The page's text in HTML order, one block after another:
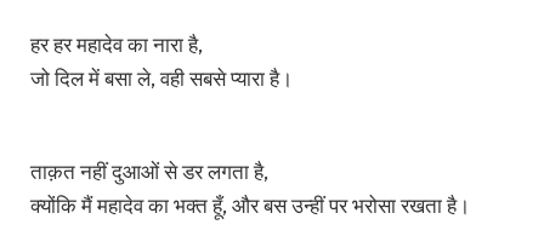
हर हर महादेव का नारा है,
जो दिल में बसा ले, वही सबसे प्यारा है।
ताक़त नहीं दुआओं से डर लगता है,
क्योंकि मैं महादेव का भक्त हूँ, और बस उन्हीं पर भरोसा रखता है।